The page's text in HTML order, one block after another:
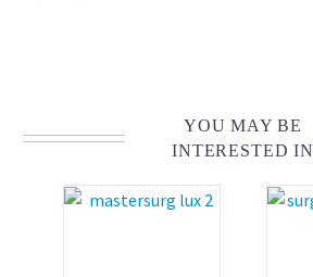
YOU MAY BE
INTERESTED IN